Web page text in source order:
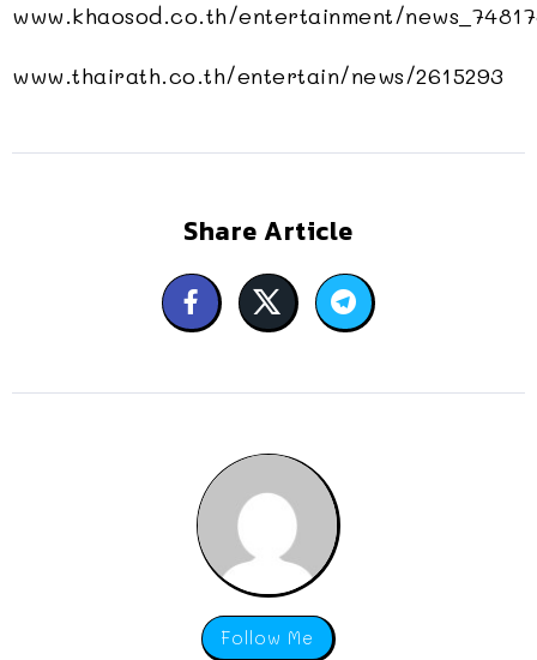
www.khaosod.co.th/entertainment/
www.thairath.co.th/entertain/news/2615293
Share Article
Follow Me